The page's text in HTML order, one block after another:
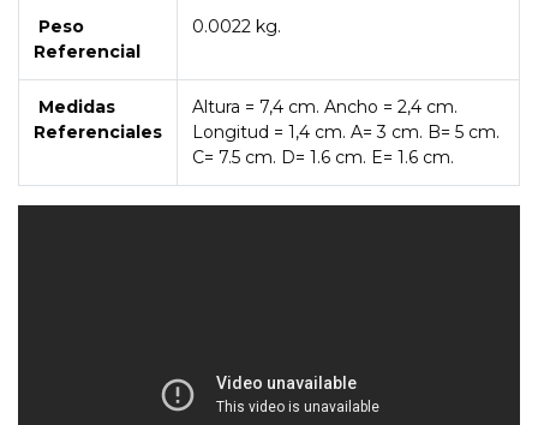
Peso
Referencial
0.0022 kg.
Medidas
Referenciales
Altura = 7,4 cm. Ancho = 2,4 cm.
Longitud = 1,4 cm. A= 3 cm. B= 5 cm.
C= 7.5 cm. D= 1.6 cm. E= 1.6 cm.